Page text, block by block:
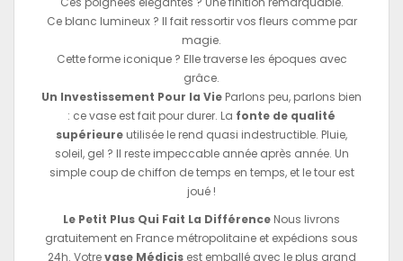
Ce blanc lumineux ? Il fait ressortir vos fleurs comme par
magie.
Cette forme iconique ? Elle traverse les époques avec
grâce.
Un Investissement Pour la Vie Parlons peu, parlons bien
: ce vase est fait pour durer. La fonte de qualité
supérieure utilisée le rend quasi indestructible. Pluie,
soleil, gel ? Il reste impeccable année après année. Un
simple coup de chiffon de temps en temps, et le tour est
joué !
Le Petit Plus Qui Fait La Différence Nous livrons
gratuitement en France métropolitaine et expédions sous
24h. Votrevase Médicisest emballé avec le plus grand